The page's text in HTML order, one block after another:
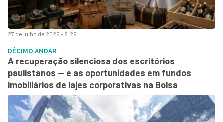
27 de julho de 2026 - 8:29
DÉCIMO ANDAR
A recuperação silenciosa dos escritórios
paulistanos — e as oportunidades em fundos
imobiliários de lajes corporativas na Bolsa